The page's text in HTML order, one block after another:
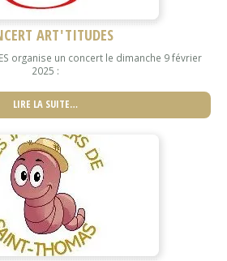
ART'TITUDES
organise un concert le dimanche 9 février
2025 :
LIRE LA SUITE…